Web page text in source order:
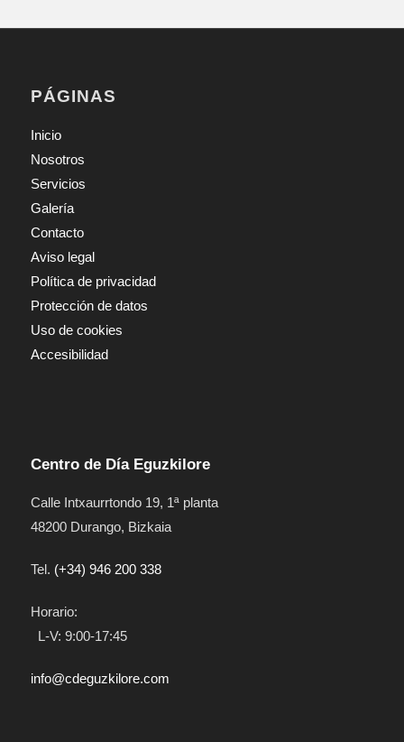
PÁGINAS
Inicio
Nosotros
Servicios
Galería
Contacto
Aviso legal
Política de privacidad
Protección de datos
Uso de cookies
Accesibilidad
Centro de Día Eguzkilore
Calle Intxaurrtondo 19, 1ª planta
48200 Durango, Bizkaia
Tel. (+34) 946 200 338
Horario:
L-V: 9:00-17:45
info@cdeguzkilore.com